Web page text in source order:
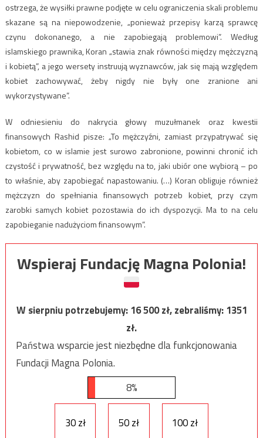
ostrzega, że wysiłki prawne podjęte w celu ograniczenia skali problemu
skazane są na niepowodzenie, „ponieważ przepisy karzą sprawcę
czynu dokonanego, a nie zapobiegają problemowi”. Według
islamskiego prawnika, Koran „stawia znak równości między mężczyzną
i kobietą”, a jego wersety instruują wyznawców, jak się mają względem
kobiet zachowywać, żeby nigdy nie były one zranione ani
wykorzystywane”.
W odniesieniu do nakrycia głowy muzułmanek oraz kwestii
finansowych Rashid pisze: „To mężczyźni, zamiast przypatrywać się
kobietom, co w islamie jest surowo zabronione, powinni chronić ich
czystość i prywatność, bez względu na to, jaki ubiór one wybiorą – po
to właśnie, aby zapobiegać napastowaniu. (…) Koran obliguje również
mężczyzn do spełniania finansowych potrzeb kobiet, przy czym
zarobki samych kobiet pozostawia do ich dyspozycji. Ma to na celu
zapobieganie nadużyciom finansowym”.
Wspieraj Fundację Magna Polonia!
W sierpniu potrzebujemy:16 500zł, zebraliśmy:1351
zł.
Państwa wsparcie jest niezbędne dla funkcjonowania
Fundacji Magna Polonia.
8%
30 zł 50 zł 100 zł